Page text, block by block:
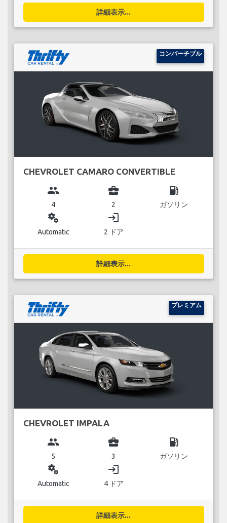
詳細表示...
コンバーチブル
CHEVROLET CAMARO CONVERTIBLE
group
4
business_center
2
local_gas_station
ガソリン
miscellaneous_services
Automatic
login
2 ドア
詳細表示...
プレミアム
CHEVROLET IMPALA
group
5
business_center
3
local_gas_station
ガソリン
miscellaneous_services
Automatic
login
4 ドア
詳細表示...